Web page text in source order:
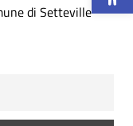
di Setteville